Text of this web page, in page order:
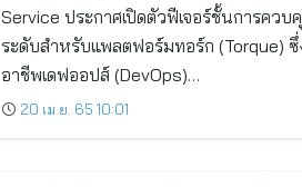
Service ประกาศเปิดตัวฟีเจอร์ชั้นการควบ
ระดับสำหรับแพลตฟอร์มทอร์ก (Torque)
อาชีพเดฟออปส์ (DevOps)…
20 เม.ย. 65 10:01